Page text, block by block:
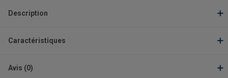
Description
Caractéristiques
Avis (0)